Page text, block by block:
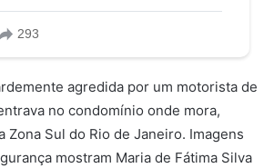
agredida por um motorista de
no condomínio onde mora,
Zona Sul do Rio de Janeiro. Imagens
mostram Maria de Fátima Silva